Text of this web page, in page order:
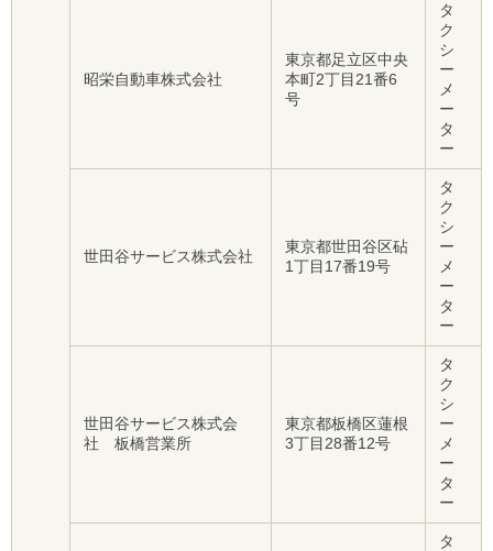
昭栄自動車株式会社
東京都足立区中央
本町2丁目21番6
号
タ
ク
シ
ー
メ
ー
タ
ー
世田谷サービス株式会社
東京都世田谷区砧
1丁目17番19号
タ
ク
シ
ー
メ
ー
タ
ー
世田谷サービス株式会
社 板橋営業所
東京都板橋区蓮根
3丁目28番12号
タ
ク
シ
ー
メ
ー
タ
ー
タ